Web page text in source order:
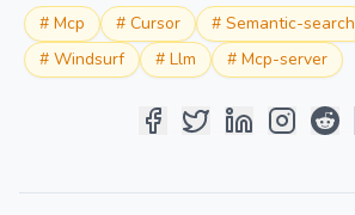
# Mcp # Cursor # Semantic-search
# Windsurf # Llm # Mcp-server